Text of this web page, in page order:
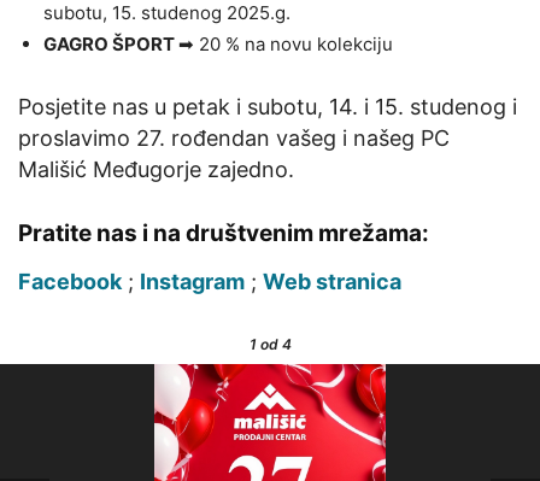
subotu, 15. studenog 2025.g.
GAGRO ŠPORT➡ 20 % na novu kolekciju
Posjetite nas u petak i subotu, 14. i 15. studenog i
proslavimo 27. rođendan vašeg i našeg PC
Mališić Međugorje zajedno.
Pratite nas i na društvenim mrežama:
Facebook ; Instagram ; Web stranica
1od 4